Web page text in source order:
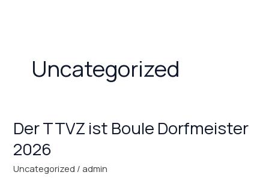
Uncategorized
Der TTVZ ist Boule Dorfmeister
2026
Uncategorized / admin
Der
TTVZ
ist
Boule